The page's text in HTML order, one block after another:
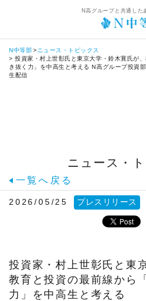
N高グループと共通した
N中等部
ニュース・トピックス
投資家・村上世彰氏と東京大学・鈴木寛氏が
き抜く力」を中高生と考える N高グループ投資
生配信
ニュース・
一覧へ戻る
2026/05/25 プレスリリース
投資家・村上世彰氏と東
教育と投資の最前線から
力」を中高生と考える
トップ
中等部関係者からのメッセー
共同開発者・監修者からのメッ
アスリートクラス
ネットコースの特長
カリキュラム
ネットコース生の1日
保護者との連携
通学コースについて
通学コースの特長
タイムテーブル
通学コース生の1日
自由選択カリキュラム
自由選択カリキュラムについ
職業体験・ワークショップ
動画クリエイター
Webデザイン
スクールライフ
キャリア教育
TA(ティーチング・アシスタン
ネットコースの入学までの流
通学コースの入学までの流れ
N中等部ブログ
報道関係者の方へ